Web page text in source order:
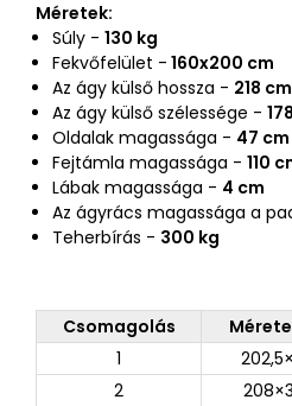
Méretek:
Súly - 130 kg
Fekvőfelület - 160x200 cm
Az ágy külső hossza - 218 cm
Az ágy külső szélessége -
Oldalak magassága - 47 cm
Fejtámla magassága - 110
Lábak magassága - 4 cm
Az ágyrács magassága a
Teherbírás - 300 kg
Csomagolás
1
2